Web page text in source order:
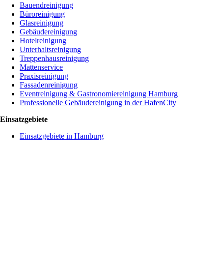
Bauendreinigung
Büroreinigung
Glasreinigung
Gebäudereinigung
Hotelreinigung
Unterhaltsreinigung
Treppenhausreinigung
Mattenservice
Praxisreinigung
Fassadenreinigung
Eventreinigung & Gastronomiereinigung Hamburg
Professionelle Gebäudereinigung in der HafenCity
Einsatzgebiete
Einsatzgebiete in Hamburg